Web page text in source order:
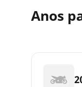
Anos